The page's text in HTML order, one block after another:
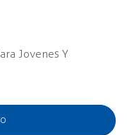
Jovenes Y